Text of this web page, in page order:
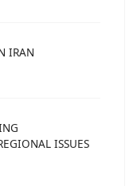
IRAN
ISSUES